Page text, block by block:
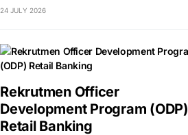
24 JULY 2026
Rekrutmen Officer
Development Program (ODP)
Retail Banking